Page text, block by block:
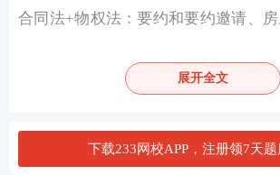
合同法+物权法：要约和要约邀请、房
公司法+证券法：非公开发行股票的条
2、考试难度分析
展开全文
下载233网校APP，注册领7天